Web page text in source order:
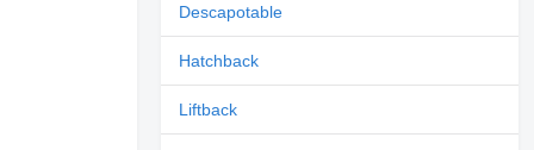
Descapotable
Hatchback
Liftback